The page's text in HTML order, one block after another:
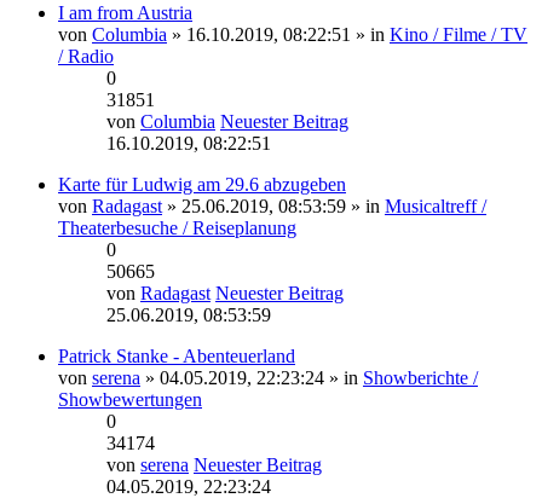
I am from Austria
von Columbia » 16.10.2019, 08:22:51 » in Kino / Filme / TV
/ Radio
0
31851
von Columbia Neuester Beitrag
16.10.2019, 08:22:51
Karte für Ludwig am 29.6 abzugeben
von Radagast » 25.06.2019, 08:53:59 » in Musicaltreff /
Theaterbesuche / Reiseplanung
0
50665
von Radagast Neuester Beitrag
25.06.2019, 08:53:59
Patrick Stanke - Abenteuerland
von serena » 04.05.2019, 22:23:24 » in Showberichte /
Showbewertungen
0
34174
von serena Neuester Beitrag
04.05.2019, 22:23:24